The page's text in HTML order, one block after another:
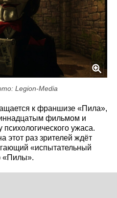
Legion-Media
к франшизе «Пила»,
фильмом и
ужаса.
этот раз зрителей ждёт
«испытательный
«Пилы».